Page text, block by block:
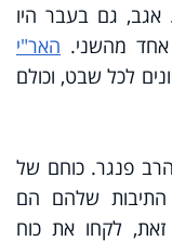
אגב, גם בעבר היו
האר"י
לכל שבט, וכולם
הרב פנגר. כוחם של
שלהם הם
לקחו את כוח